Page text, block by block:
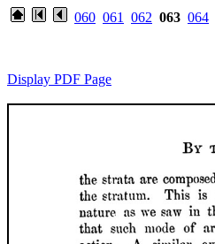
060 061 062 063 064
Display PDF Page